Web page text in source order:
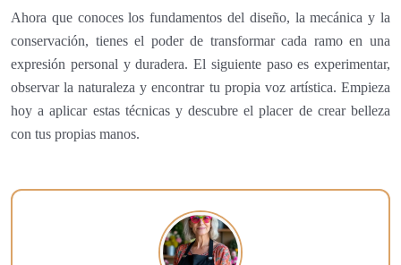
Ahora que conoces los fundamentos del diseño, la mecánica y la
conservación, tienes el poder de transformar cada ramo en una
expresión personal y duradera. El siguiente paso es experimentar,
observar la naturaleza y encontrar tu propia voz artística. Empieza
hoy a aplicar estas técnicas y descubre el placer de crear belleza
con tus propias manos.